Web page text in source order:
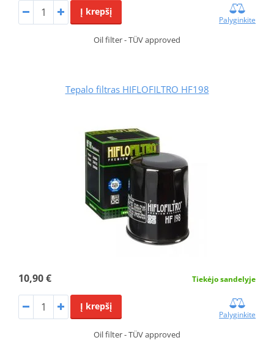
Į krepšį
Palyginkite
Oil filter - TÜV approved
Tepalo filtras HIFLOFILTRO HF198
10,90 € Tiekėjo sandelyje
Į krepšį
Palyginkite
Oil filter - TÜV approved